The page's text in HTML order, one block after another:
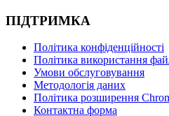
ПІДТРИМКА
Політика конфіденційності
Політика використання
Умови обслуговування
Методологія даних
Політика розширення
Контактна форма